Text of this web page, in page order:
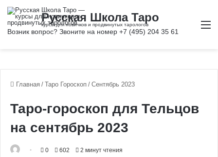
Главная / Таро Гороскоп / Сентябрь 2023
Таро-гороскоп для Тельцов
на сентябрь 2023
0 602 2 минут чтения